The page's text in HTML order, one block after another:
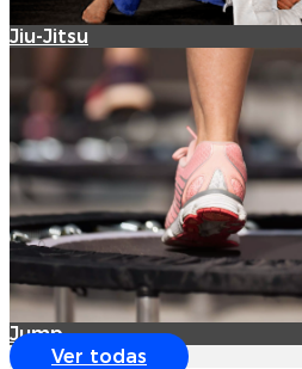
Jiu-Jitsu
Jump
Ver todas